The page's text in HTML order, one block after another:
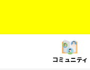
コミュニティ